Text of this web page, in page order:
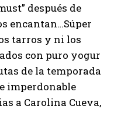
después de
encantan…Súper
tarros y ni los
con puro yogur
de la temporada
imperdonable
a Carolina Cueva,